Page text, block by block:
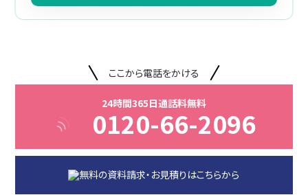
ここから電話をかける
24時間365日通話料無料
0120-66-2096